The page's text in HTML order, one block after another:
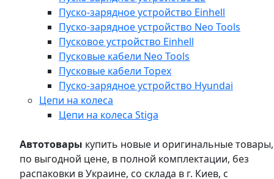
Пуско-зарядное устройство Einhell
Пуско-зарядное устройство Neo Tools
Пусковое устройство Einhell
Пусковые кабели Neo Tools
Пусковые кабели Topex
Пуско-зарядное устройство Hyundai
Цепи на колеса
Цепи на колеса Stiga
Автотовары купить новые и оригинальные товары,
по выгодной цене, в полной комплектации, без
распаковки в Украине, со склада в г. Киев, с